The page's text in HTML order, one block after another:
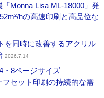
Monna Lisa ML-18000」発
hの高速印刷と高品位な
を同時に改善するアクリル
2026.7.14
8ページサイズ
セット印刷の持続的な需